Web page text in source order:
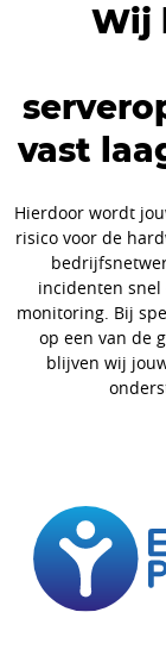
Wij
vast
Hierdoor wordt
risico voor de
incidenten
monitoring. Bij
op een van de
blijven wij